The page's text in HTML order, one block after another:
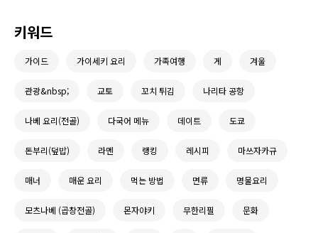
키워드
가이드 가이세키 요리 가족여행 게 겨울
관광&nbsp; 교토 꼬치 튀김 나리타 공항
나베 요리(전골) 다국어 메뉴 데이트 도쿄
돈부리(덮밥) 라멘 랭킹 레시피 마쓰자카규
매너 매운 요리 먹는 방법 면류 명물요리
모츠나베 (곱창전골) 몬자야키 무한리필 문화